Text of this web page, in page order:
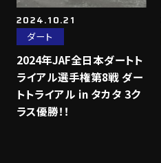
2024.10.21
ダート
2024年JAF全日本ダートト
ライアル選手権第8戦 ダー
トトライアル in タカタ 3ク
ラス優勝！！